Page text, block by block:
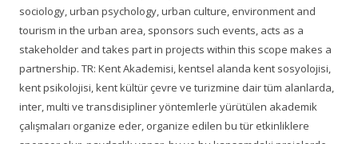
sociology, urban psychology, urban culture, environment and
tourism in the urban area, sponsors such events, acts as a
stakeholder and takes part in projects within this scope makes a
partnership. TR: Kent Akademisi, kentsel alanda kent sosyolojisi,
kent psikolojisi, kent kültür çevre ve turizmine dair tüm alanlarda,
inter, multi ve transdisipliner yöntemlerle yürütülen akademik
çalışmaları organize eder, organize edilen bu tür etkinliklere